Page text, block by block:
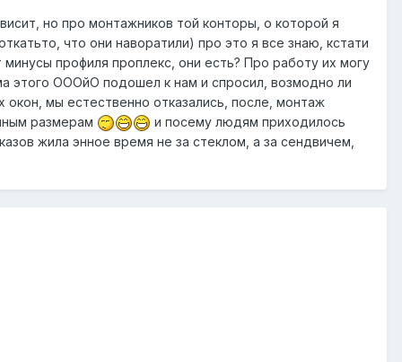
но про монтажников той конторы, о которой я
что они наворатили) про это я все знаю, кстати
профиля проплекс, они есть? Про работу их могу
этого ОООйО подошел к нам и спросил, возмодно ли
мы естественно отказались, после, монтаж
размерам
и посему людям приходилось
жила энное время не за стеклом, а за сендвичем,